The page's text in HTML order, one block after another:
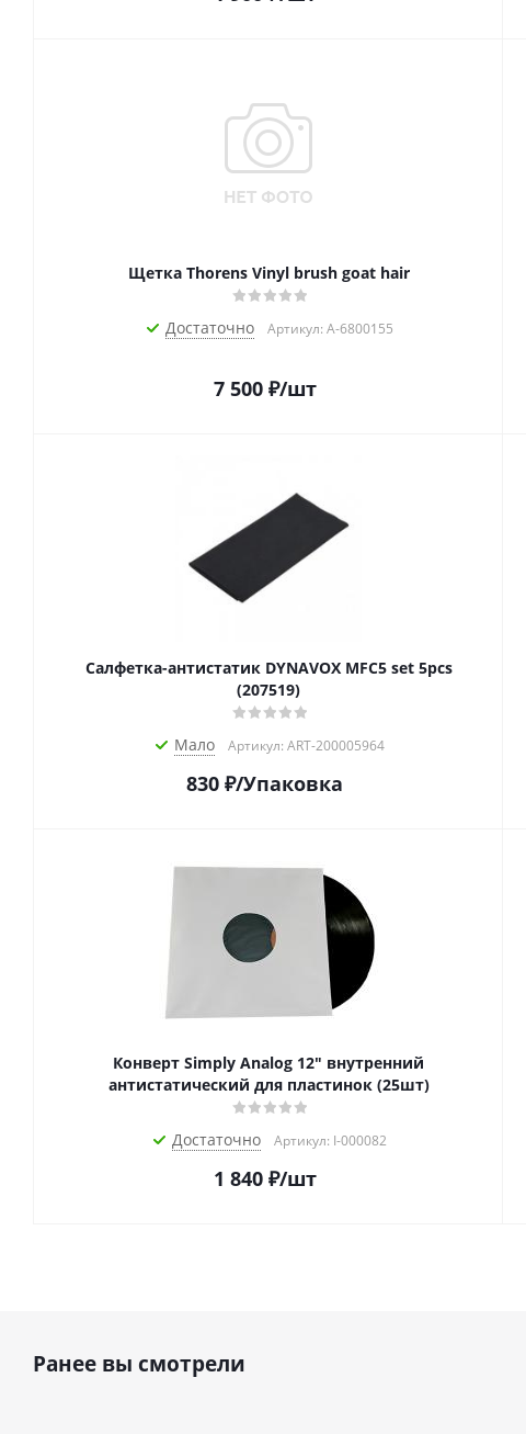
Щетка Thorens Vinyl brush goat hair
Достаточно Артикул: A-6800155
7 500₽/шт
Салфетка-aнтистатик DYNAVOX MFC5 set 5pcs
(207519)
Мало Артикул: ART-200005964
830 ₽/Упаковка
Конверт Simply Analog 12" внутренний
антистатический для пластинок (25шт)
Достаточно Артикул: I-000082
1 840₽/шт
Ранее вы смотрели